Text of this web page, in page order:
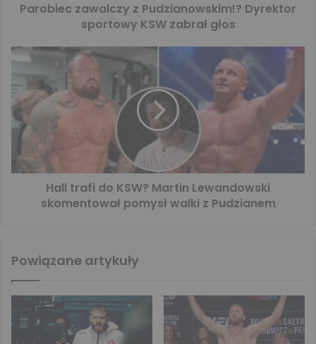
Parobiec zawalczy z Pudzianowskim!? Dyrektor
sportowy KSW zabrał głos
Hall trafi do KSW? Martin Lewandowski
skomentował pomysł walki z Pudzianem
Powiązane artykuły